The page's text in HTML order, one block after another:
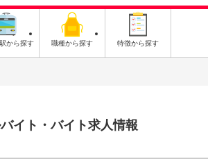
から探す 職種から探す 特徴から探す
イト・バイト求人情報